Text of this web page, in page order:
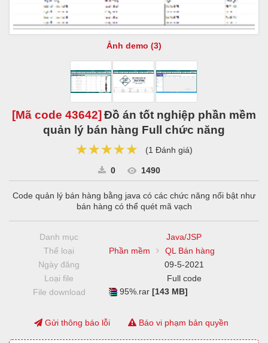
Ảnh demo (3)
[Mã code 43642] Đồ án tốt nghiệp phần mềm
quản lý bán hàng Full chức năng
★★★★★
★★★★★
★★★★★ (1 Đánh giá)
0 1490
Code quản lý bán hàng bằng java có các chức năng nổi bật như
bán hàng có thể quét mã vạch
Danh mục
Java/JSP
Thể loại
Phần mềm
QL Bán hàng
Ngày đăng
09-5-2021
Loại file
Full code
File download
95%.rar[143 MB]
Gửi thông báo lỗi Báo vi phạm bản quyền